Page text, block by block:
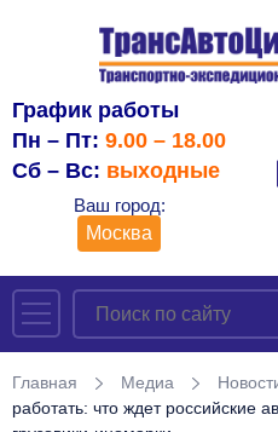
График работы
Пн – Пт: 9.00 – 18.00
Сб – Вс: выходные
Ваш город:
Москва
Главная Медиа
работать: что ждет российские